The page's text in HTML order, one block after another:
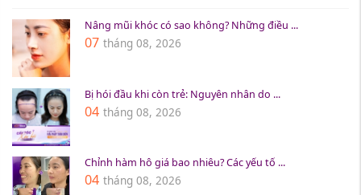
Nâng mũi khóc có sao không? Những điều ...
07 tháng 08, 2026
Bị hói đầu khi còn trẻ: Nguyên nhân do ...
04 tháng 08, 2026
Chỉnh hàm hô giá bao nhiêu? Các yếu tố ...
04 tháng 08, 2026